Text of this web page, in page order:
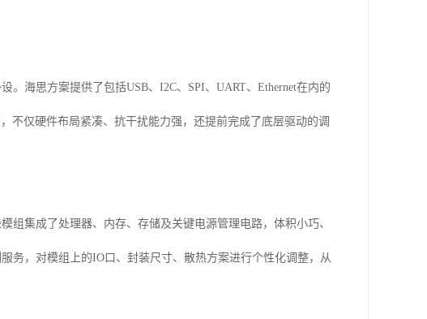
海思方案提供了包括USB、I2C、SPI、UART、Ethernet在内的
不仅硬件布局紧凑、抗干扰能力强，还提前完成了底层驱动的调
组集成了处理器、内存、存储及关键电源管理电路，体积小巧、
务，对模组上的IO口、封装尺寸、散热方案进行个性化调整，从